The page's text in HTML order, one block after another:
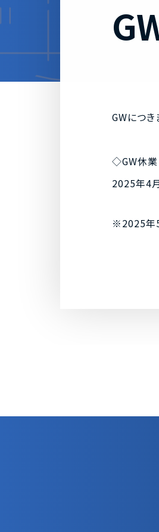
採用情報
GWにつき
◇GW休業
2025年4
※2025年5